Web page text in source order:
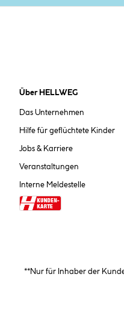
Über HELLWEG
Das Unternehmen
Hilfe für geflüchtete Kinder
Jobs & Karriere
Veranstaltungen
Interne Meldestelle
**Nur für Inhaber der